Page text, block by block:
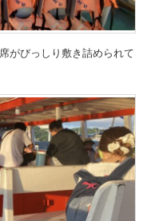
がびっしり敷き詰められて